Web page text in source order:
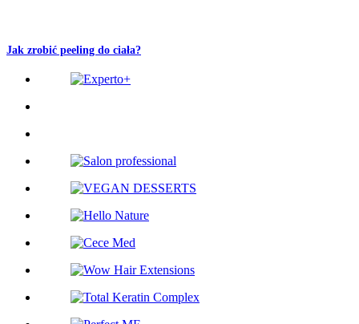
Jak zrobić peeling do ciała?